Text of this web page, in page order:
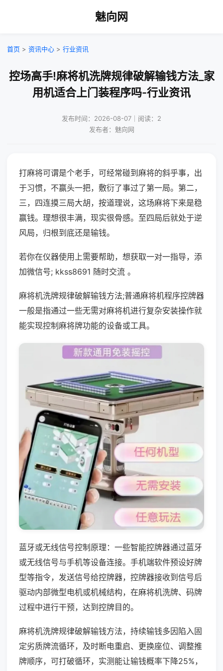
魅向网
首页 > 资讯中心 > 行业资讯
控场高手!麻将机洗牌规律破解输钱方法_家
用机适合上门装程序吗-行业资讯
发布时间：2026-08-07｜阅读：2
发布者：魅向网
打麻将可谓是个老手，可经常碰到麻将的斜乎事，出
于习惯，不赢头一把，敷衍了事过了第一局。第二，
三，四连摸三局大胡，按道理说，这场麻将下来是稳
赢钱。理想很丰满，现实很骨感。至四局后就处于逆
风局，归根到底还是输钱。
若你在仪器使用上需要帮助，想获取一对一指导，添
加微信号; kkss8691 随时交流 。
麻将机洗牌规律破解输钱方法;普通麻将机程序控牌器
一般是指通过一些无需对麻将机进行复杂安装操作就
能实现控制麻将牌功能的设备或工具。
蓝牙或无线信号控制原理：一些智能控牌器通过蓝牙
或无线信号与手机等设备连接。手机端软件预设好牌
型等指令，发送信号给控牌器，控牌器接收到信号后
驱动内部微型电机或机械结构，在麻将机洗牌、码牌
过程中进行干预，达到控牌目的。
麻将机洗牌规律破解输钱方法，持续输钱多因陷入固
定劣质牌流循环，及时断电重启、更换座位、调整推
牌顺序，可打破循环，实测能让输钱概率下降25%，